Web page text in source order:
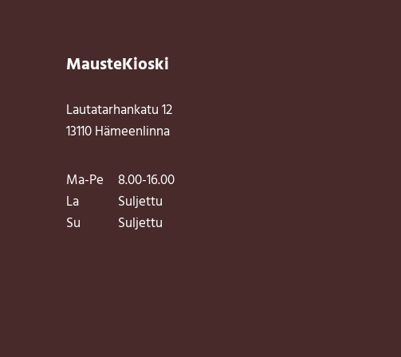
MausteKioski
Lautatarhankatu 12
13110 Hämeenlinna
Ma-Pe
8.00-16.00
La
Suljettu
Su
Suljettu